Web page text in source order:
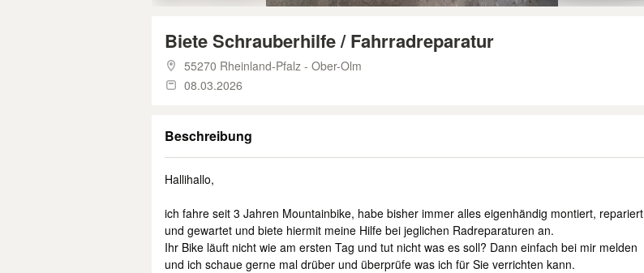
Biete Schrauberhilfe / Fahrradreparatur
55270 Rheinland-Pfalz - Ober-Olm
08.03.2026
Beschreibung
Hallihallo,
ich fahre seit 3 Jahren Mountainbike, habe bisher immer alles eigenhändig montiert, repariert
und gewartet und biete hiermit meine Hilfe bei jeglichen Radreparaturen an.
Ihr Bike läuft nicht wie am ersten Tag und tut nicht was es soll? Dann einfach bei mir melden
und ich schaue gerne mal drüber und überprüfe was ich für Sie verrichten kann.